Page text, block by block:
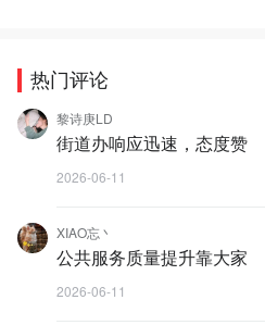
热门评论
黎诗庚LD
街道办响应迅速，态度赞
2026-06-11
XIAO忘丶
公共服务质量提升靠大家
2026-06-11